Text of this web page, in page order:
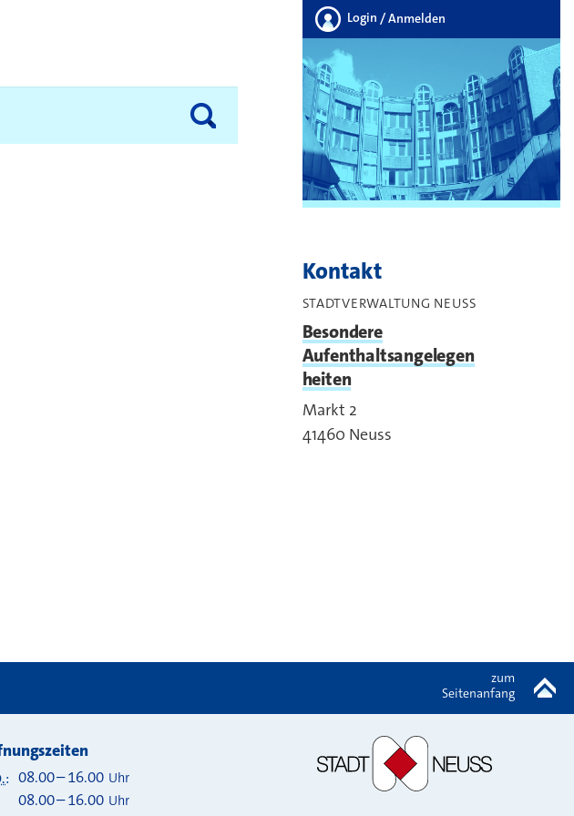
Login / Anmelden
Kontakt
STADTVERWALTUNG NEUSS
Besondere
Aufenthaltsangelegen
heiten
Markt 2
41460 Neuss
zum
Seitenanfang
: 08.00–16.00 Uhr
08.00–16.00 Uhr